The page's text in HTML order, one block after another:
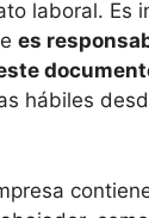
laboral. Es
es
hábiles